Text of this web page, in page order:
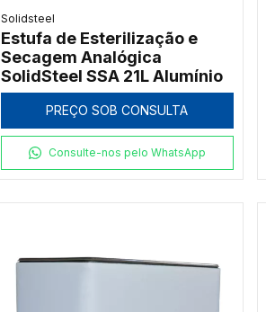
Solidsteel
Estufa de Esterilização e
Secagem Analógica
SolidSteel SSA 21L Alumínio
PREÇO SOB CONSULTA
Consulte-nos pelo WhatsApp